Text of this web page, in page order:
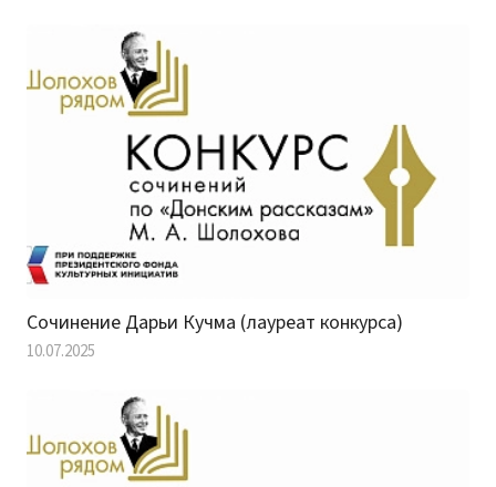
Сочинение Дарьи Кучма (лауреат конкурса)
10.07.2025